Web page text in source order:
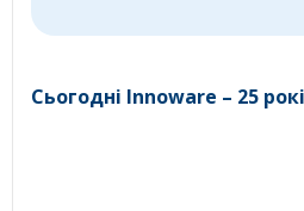
Сьогодні Innoware – 25